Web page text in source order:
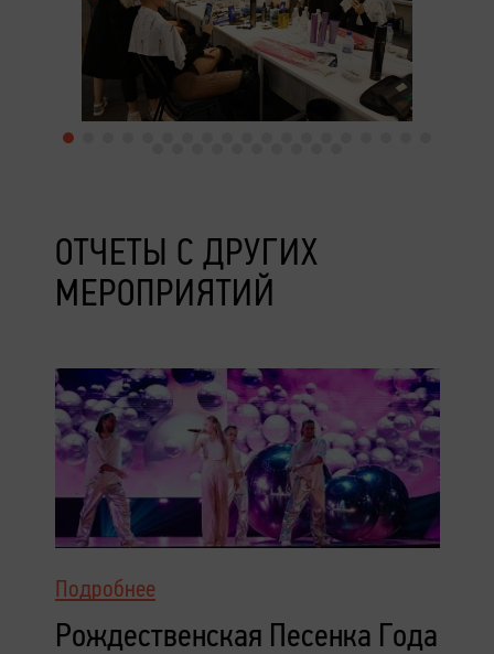
ОТЧЕТЫ С ДРУГИХ
МЕРОПРИЯТИЙ
Подробнее
Рождественская Песенка Года